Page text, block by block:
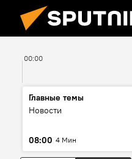
00:00
Главные темы
Новости
08:00 4 Мин